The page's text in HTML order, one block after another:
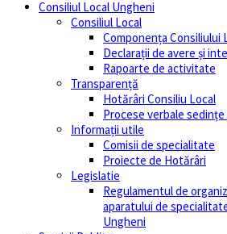
Consiliul Local Ungheni
Consiliul Local
Componența Consiliului
Declarații de avere și
Rapoarte de activitate
Transparență
Hotărâri Consiliu Local
Procese verbale sedințe
Informații utile
Comisii de specialitate
Proiecte de Hotărâri
Legislatie
Regulamentul de
aparatului de
Ungheni